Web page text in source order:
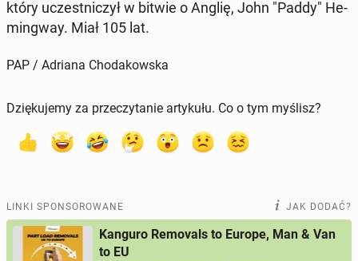
który uczest­ni­czył w bitwie o Anglię, John "Paddy" He­
min­gway. Miał 105 lat.
PAP / Adriana Chodakowska
Dziękujemy za przeczytanie artykułu. Co o tym myślisz?
LINKI SPONSOROWANE JAK DODAĆ?
Kanguro Removals to Europe, Man & Van
to EU